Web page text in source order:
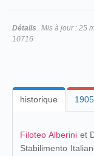
Détails Mis à jour : 25
10716
historique 1905
Filoteo Alberiniet
Stabilimento